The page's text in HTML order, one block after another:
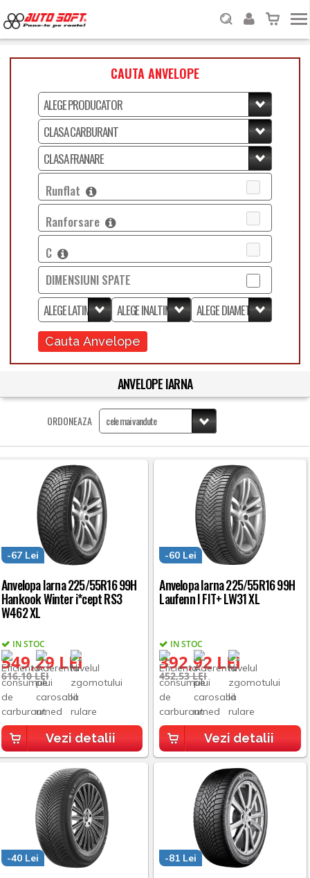
CAUTA ANVELOPE
Runflat
Ranforsare
C
DIMENSIUNI SPATE
Cauta Anvelope
ANVELOPE IARNA
ORDONEAZA
Anvelopa Iarna 225/55R16 99H
Hankook Winter i*cept RS3
W462 XL
IN STOC
549,29 LEI
-67 Lei
616,10 LEI
Vezi detalii
Anvelopa Iarna 225/55R16 99H
Laufenn I FIT+ LW31 XL
IN STOC
392,92 LEI
-60 Lei
452,53 LEI
Vezi detalii
-40 Lei -81 Lei